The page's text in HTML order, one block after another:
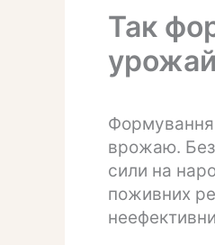
Так
Формування
врожаю. Без
сили на
поживних